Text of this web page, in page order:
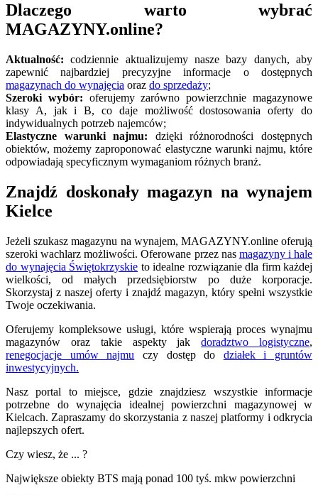
Dlaczego warto wybrać
MAGAZYNY.online?
Aktualność: codziennie aktualizujemy nasze bazy danych, aby
zapewnić najbardziej precyzyjne informacje o dostępnych
magazynach do wynajęcia oraz do sprzedaży;
Szeroki wybór: oferujemy zarówno powierzchnie magazynowe
klasy A, jak i B, co daje możliwość dostosowania oferty do
indywidualnych potrzeb najemców;
Elastyczne warunki najmu: dzięki różnorodności dostępnych
obiektów, możemy zaproponować elastyczne warunki najmu, które
odpowiadają specyficznym wymaganiom różnych branż.
Znajdź doskonały magazyn na wynajem
Kielce
Jeżeli szukasz magazynu na wynajem, MAGAZYNY.online oferują
szeroki wachlarz możliwości. Oferowane przez nas magazyny i hale
do wynajęcia Świętokrzyskie to idealne rozwiązanie dla firm każdej
wielkości, od małych przedsiębiorstw po duże korporacje.
Skorzystaj z naszej oferty i znajdź magazyn, który spełni wszystkie
Twoje oczekiwania.
Oferujemy kompleksowe usługi, które wspierają proces wynajmu
magazynów oraz takie aspekty jakdoradztwo logistyczne,
renegocjacje umów najmu czy dostęp do działek i gruntów
inwestycyjnych.
Nasz portal to miejsce, gdzie znajdziesz wszystkie informacje
potrzebne do wynajęcia idealnej powierzchni magazynowej w
Kielcach. Zapraszamy do skorzystania z naszej platformy i odkrycia
najlepszych ofert.
Czy wiesz, że ... ?
Największe obiekty BTS mają ponad 100 tyś. mkw powierzchni